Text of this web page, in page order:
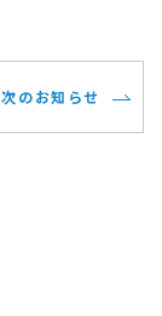
次のお知らせ